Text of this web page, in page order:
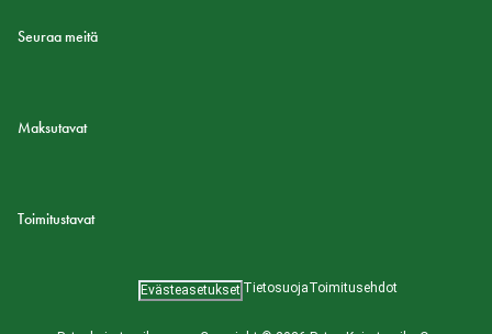
Seuraa meitä
Maksutavat
Toimitustavat
Evästeasetukset TietosuojaToimitusehdot